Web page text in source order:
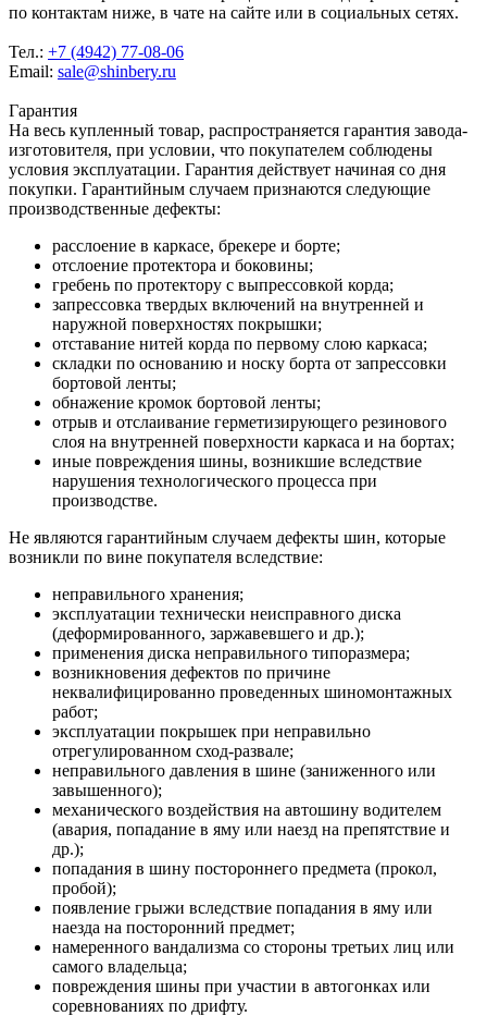
по контактам ниже, в чате на сайте или в социальных сетях.
Тел.: +7 (4942) 77-08-06
Email: sale@shinbery.ru
Гарантия
На весь купленный товар, распространяется гарантия завода-
изготовителя, при условии, что покупателем соблюдены
условия эксплуатации. Гарантия действует начиная со дня
покупки. Гарантийным случаем признаются следующие
производственные дефекты:
расслоение в каркасе, брекере и борте;
отслоение протектора и боковины;
гребень по протектору с выпрессовкой корда;
запрессовка твердых включений на внутренней и
наружной поверхностях покрышки;
отставание нитей корда по первому слою каркаса;
складки по основанию и носку борта от запрессовки
бортовой ленты;
обнажение кромок бортовой ленты;
отрыв и отслаивание герметизирующего резинового
слоя на внутренней поверхности каркаса и на бортах;
иные повреждения шины, возникшие вследствие
нарушения технологического процесса при
производстве.
Не являются гарантийным случаем дефекты шин, которые
возникли по вине покупателя вследствие:
неправильного хранения;
эксплуатации технически неисправного диска
(деформированного, заржавевшего и др.);
применения диска неправильного типоразмера;
возникновения дефектов по причине
неквалифицированно проведенных шиномонтажных
работ;
эксплуатации покрышек при неправильно
отрегулированном сход-развале;
неправильного давления в шине (заниженного или
завышенного);
механического воздействия на автошину водителем
(авария, попадание в яму или наезд на препятствие и
др.);
попадания в шину постороннего предмета (прокол,
пробой);
появление грыжи вследствие попадания в яму или
наезда на посторонний предмет;
намеренного вандализма со стороны третьих лиц или
самого владельца;
повреждения шины при участии в автогонках или
соревнованиях по дрифту.